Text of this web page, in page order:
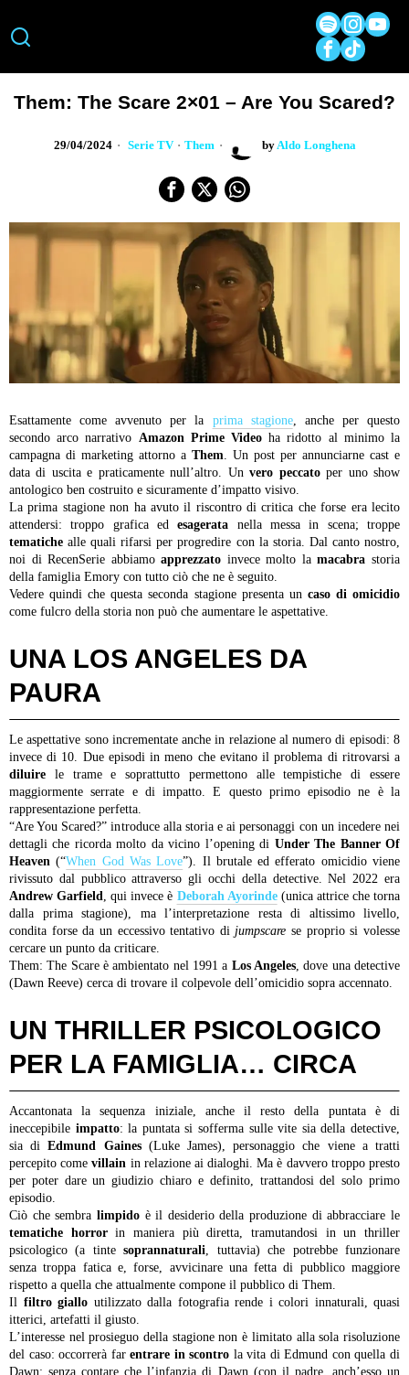
Them: The Scare 2×01 – Are You Scared?
29/04/2024 Serie TV · Them by Aldo Longhena
Esattamente come avvenuto per la prima stagione, anche per questo
secondo arco narrativo Amazon Prime Video ha ridotto al minimo la
campagna di marketing attorno a Them. Un post per annunciarne cast e
data di uscita e praticamente null’altro. Unvero peccatoper uno show
antologico ben costruito e sicuramente d’impatto visivo.
La prima stagione non ha avuto il riscontro di critica che forse era lecito
attendersi: troppo grafica edesagerata nella messa in scena; troppe
tematiche alle quali rifarsi per progredire con la storia. Dal canto nostro,
noi di RecenSerie abbiamoapprezzato invece molto lamacabra storia
della famiglia Emory con tutto ciò che ne è seguito.
Vedere quindi che questa seconda stagione presenta un caso di omicidio
come fulcro della storia non può che aumentare le aspettative.
UNA LOS ANGELES DA
PAURA
Le aspettative sono incrementate anche in relazione al numero di episodi: 8
invece di 10. Due episodi in meno che evitano il problema di ritrovarsi a
diluire le trame e soprattutto permettono alle tempistiche di essere
maggiormente serrate e di impatto. E questo primo episodio ne è la
rappresentazione perfetta.
“Are You Scared?” introduce alla storia e ai personaggi con un incedere nei
dettagli che ricorda molto da vicino l’opening di Under The Banner Of
Heaven (“When God Was Love”). Il brutale ed efferato omicidio viene
rivissuto dal pubblico attraverso gli occhi della detective. Nel 2022 era
Andrew Garfield, qui invece è Deborah Ayorinde(unica attrice che torna
dalla prima stagione), ma l’interpretazione resta di altissimo livello,
condita forse da un eccessivo tentativo di jumpscare se proprio si volesse
cercare un punto da criticare.
Them: The Scare è ambientato nel 1991 a Los Angeles, dove una detective
(Dawn Reeve) cerca di trovare il colpevole dell’omicidio sopra accennato.
UN THRILLER PSICOLOGICO
PER LA FAMIGLIA… CIRCA
Accantonata la sequenza iniziale, anche il resto della puntata è di
ineccepibile impatto: la puntata si sofferma sulle vite sia della detective,
sia diEdmund Gaines(Luke James), personaggio che viene a tratti
percepito comevillain in relazione ai dialoghi. Ma è davvero troppo presto
per poter dare un giudizio chiaro e definito, trattandosi del solo primo
episodio.
Ciò che sembra limpidoè il desiderio della produzione di abbracciare le
tematiche horrorin maniera più diretta, tramutandosi in un thriller
psicologico (a tintesoprannaturali, tuttavia) che potrebbe funzionare
senza troppa fatica e, forse, avvicinare una fetta di pubblico maggiore
rispetto a quella che attualmente compone il pubblico di Them.
Il filtro giallo utilizzato dalla fotografia rende i colori innaturali, quasi
itterici, artefatti il giusto.
L’interesse nel prosieguo della stagione non è limitato alla sola risoluzione
del caso: occorrerà farentrare in scontro la vita di Edmund con quella di
Dawn; senza contare che l’infanzia di Dawn (con il padre, anch’esso un